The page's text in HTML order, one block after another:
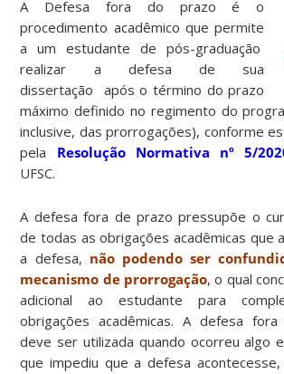
A Defesa fora do prazo é o
procedimento acadêmico que permite
a um estudante de pós-graduação
realizar a defesa de sua
dissertação após o término do prazo
máximo definido no regimento do
inclusive, das prorrogações), conforme
pela Resolução Normativa nº 5/
UFSC.
A defesa fora de prazo pressupõe o
de todas as obrigações acadêmicas que
a defesa, não podendo ser
mecanismo de prorrogação, o qual
adicional ao estudante para
obrigações acadêmicas. A defesa
deve ser utilizada quando ocorreu algo
que impediu que a defesa